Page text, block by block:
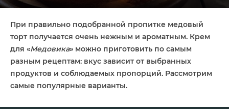
При правильно подобранной пропитке медовый
торт получается очень нежным и ароматным. Крем
для «Медовика» можно приготовить по самым
разным рецептам: вкус зависит от выбранных
продуктов и соблюдаемых пропорций. Рассмотрим
самые популярные варианты.